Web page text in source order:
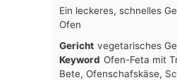
Ein leckeres, schnelles
Ofen
Gericht vegetarisches
Keyword Ofen-Feta mit
Bete, Ofenschafskäse,